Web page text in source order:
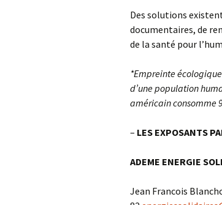
Des solutions
documentaires, de
de la santé pour
*Empreinte
d’une population
américain consomme
– LES EXPOSANTS
ADEME ENERGIE
Jean Francois